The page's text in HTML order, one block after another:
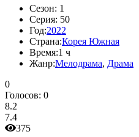
Сезон: 1
Серия: 50
Год:2022
Страна:Корея Южная
Время:1 ч
Жанр:Мелодрама, Драма
0
Голосов: 0
8.2
7.4
375